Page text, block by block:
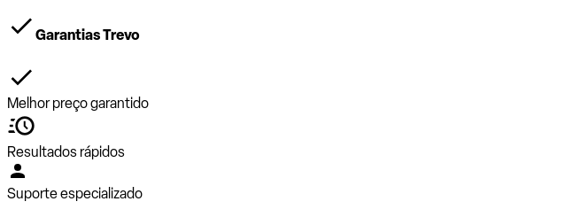
Garantias Trevo
Melhor preço garantido
Resultados rápidos
Suporte especializado